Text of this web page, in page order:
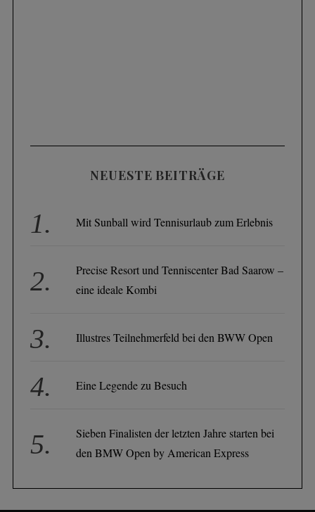
NEUESTE BEITRÄGE
Mit Sunball wird Tennisurlaub zum Erlebnis
Precise Resort und Tenniscenter Bad Saarow –
eine ideale Kombi
Illustres Teilnehmerfeld bei den BWW Open
Eine Legende zu Besuch
Sieben Finalisten der letzten Jahre starten bei
den BMW Open by American Express